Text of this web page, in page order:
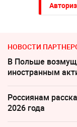
НОВОСТИ
В Польше
иностранным
Россиянам
2026 года